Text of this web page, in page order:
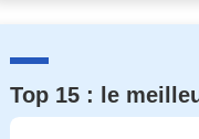
Top 15 : le